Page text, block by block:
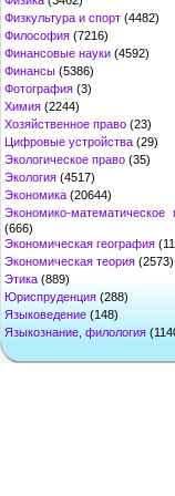
Физкультура и спорт (4482)
Философия (7216)
Финансовые науки (4592)
Финансы (5386)
Фотография (3)
Химия (2244)
Хозяйственное право (23)
Цифровые устройства (29)
Экологическое право (35)
Экология (4517)
Экономика (20644)
Экономико-математическое
(666)
Экономическая география
Экономическая теория (2573)
Этика (889)
Юриспруденция (288)
Языковедение (148)
Языкознание, филология